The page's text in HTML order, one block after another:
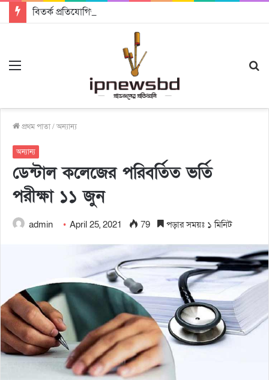
প্রথম পাতা/অন্যান্য
অন্যান্য
ডেন্টাল কলেজের পরিবর্তিত ভর্তি
পরীক্ষা ১১ জুন
admin April 25, 2021 79 পড়ার সময়ঃ ১ মিনিট